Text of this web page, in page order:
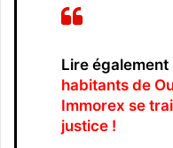
Lire également
habitants de
Immorex se
justice !